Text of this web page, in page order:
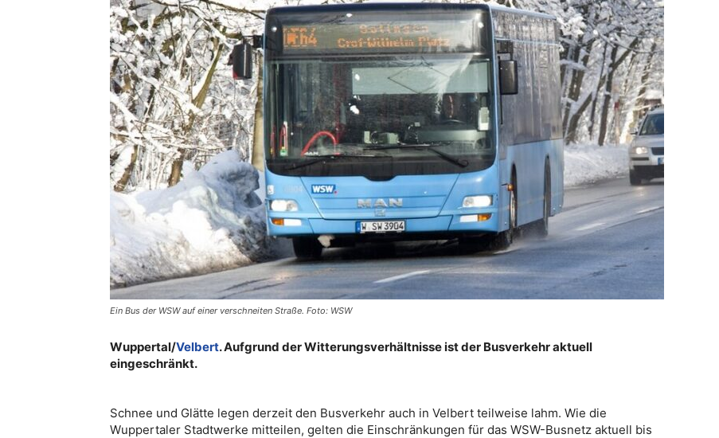
Ein Bus der WSW auf einer verschneiten Straße. Foto: WSW
Wuppertal/Velbert. Aufgrund der Witterungsverhältnisse ist der Busverkehr aktuell
eingeschränkt.
Schnee und Glätte legen derzeit den Busverkehr auch in Velbert teilweise lahm. Wie die
Wuppertaler Stadtwerke mitteilen, gelten die Einschränkungen für das WSW-Busnetz aktuell bis